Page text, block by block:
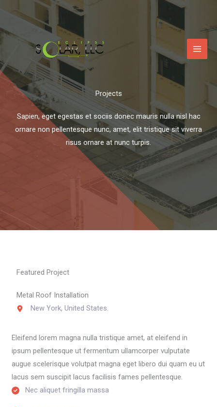
content
Projects​
Sapien, eget egestas et sociis donec mauris nulla nisl hac
ornare non pellentesque nunc, amet, elit tristique sit viverra
risus ornare at nunc turpis.
Featured Project​
Metal Roof Installation​
New York, United States.​
Eleifend lorem magna nulla tristique amet, at eleifend in
ipsum pellentesque ut fermentum ullamcorper vulputate
augue scelerisque volutpat magna eget libero dui quam eu ut
lacus sem suscipit lacus facilisis fames pellentesque.
Nec aliquet fringilla massa​